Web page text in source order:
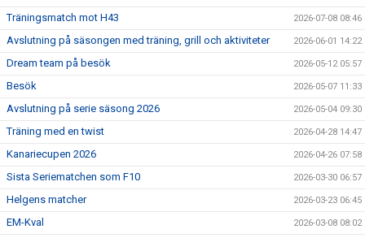
TRUPPEN
BILDGALLERI
DOKUMENT
KONTAKT
Träningsmatch mot H43 2026-07-08 08:46
Avslutning på säsongen med träning, grill och aktiviteter 2026-06-01 14:22
Dream team på besök 2026-05-12 05:57
Besök 2026-05-07 11:33
Avslutning på serie säsong 2026 2026-05-04 09:30
Träning med en twist 2026-04-28 14:47
Kanariecupen 2026 2026-04-26 07:58
Sista Seriematchen som F10 2026-03-30 06:57
Helgens matcher 2026-03-23 06:45
EM-Kval 2026-03-08 08:02